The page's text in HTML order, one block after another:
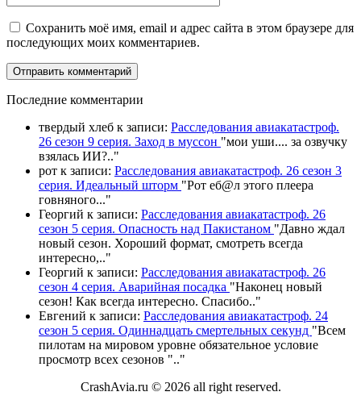
Сохранить моё имя, email и адрес сайта в этом браузере для
последующих моих комментариев.
Последние комментарии
твердый хлеб к записи: Расследования авиакатастроф.
26 сезон 9 серия. Заход в муссон "мои уши.... за озвучку
взялась ИИ?.."
рот к записи: Расследования авиакатастроф. 26 сезон 3
серия. Идеальный шторм "Рот еб@л этого плеера
говняного..."
Георгий к записи: Расследования авиакатастроф. 26
сезон 5 серия. Опасность над Пакистаном "Давно ждал
новый сезон. Хороший формат, смотреть всегда
интересно,.."
Георгий к записи: Расследования авиакатастроф. 26
сезон 4 серия. Аварийная посадка "Наконец новый
сезон! Как всегда интересно. Спасибо.."
Евгений к записи: Расследования авиакатастроф. 24
сезон 5 серия. Одиннадцать смертельных секунд "Всем
пилотам на мировом уровне обязательное условие
просмотр всех сезонов ".."
CrashAvia.ru © 2026 all right reserved.